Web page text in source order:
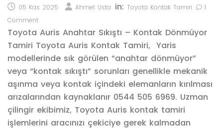
05 Kas 2025 Ahmet Usta in: Toyota Kontak Tamiri
1
Comment
Toyota Auris Anahtar Sıkıştı – Kontak Dönmüyor
Tamiri Toyota Auris Kontak Tamiri, Yaris
modellerinde sık görülen “anahtar dönmüyor”
veya “kontak sıkıştı” sorunları genellikle mekanik
aşınma veya kontak içindeki elemanların kırılması
arızalarından kaynaklanır 0544 505 6969. Uzman
çilingir ekibimiz, Toyota Auris kontak tamiri
işlemlerini aracınızı çekiciye gerek kalmadan